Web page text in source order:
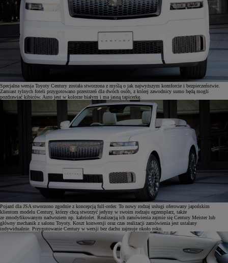
Specjalna wersja Toyoty Century została stworzona z myślą o jak najwyższym komforcie i bezpieczeństwie.
Zamiast tylnych foteli przygotowano przestrzeń dla dwóch osób, z której zawodnicy sumo będą mogli
pozdrawiać kibiców. Auto jest w kolorze białym i ma jasną tapicerkę.
Pojazd dla JSA stworzono zgodnie z koncepcją full-order. To nowy rodzaj usługi oferowany japońskim
klientom modelu Century, którzy chcą stworzyć jedyny w swoim rodzaju egzemplarz, także
ze zmodyfikowanym nadwoziem np. kabriolet. Realizacją ich zamówienia zajmie się Century Meister lub
główny mechanik z salonu Toyoty. Koszt konwersji oraz czas realizacji zamówienia jest ustalany
indywidualnie. Przygotowanie Century w wersji bez dachu zajmuje około roku.